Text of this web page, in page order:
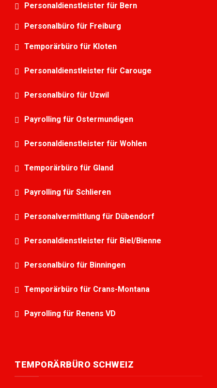
Personaldienstleister für Bern
Personalbüro für Freiburg
Temporärbüro für Kloten
Personaldienstleister für Carouge
Personalbüro für Uzwil
Payrolling für Ostermundigen
Personaldienstleister für Wohlen
Temporärbüro für Gland
Payrolling für Schlieren
Personalvermittlung für Dübendorf
Personaldienstleister für Biel/Bienne
Personalbüro für Binningen
Temporärbüro für Crans-Montana
Payrolling für Renens VD
TEMPORÄRBÜRO SCHWEIZ